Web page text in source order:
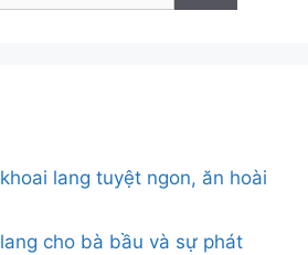
lang tuyệt ngon, ăn hoài
cho bà bầu và sự phát